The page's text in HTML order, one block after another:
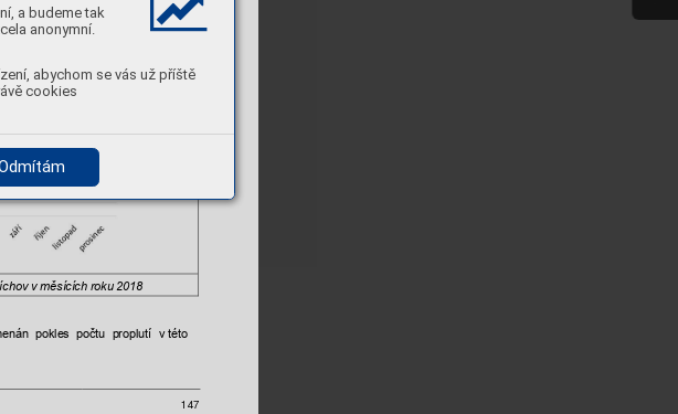
a budeme tak
anonymní.
abychom se vás už příště
cookies
147
nákladních
v měsících roku 2018
pokles počtu proplutí v této